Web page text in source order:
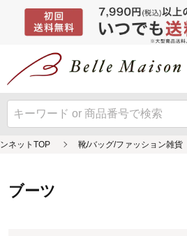
ネットTOP 靴/バッグ/ファッション雑貨
ブーツ